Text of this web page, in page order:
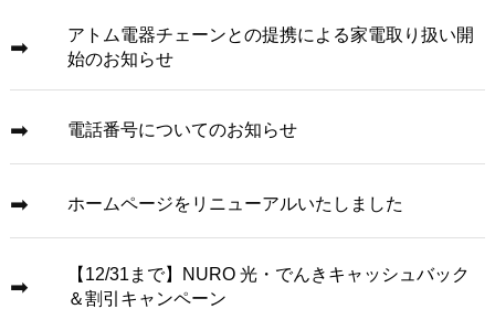
アトム電器チェーンとの提携による家電取り扱い開
始のお知らせ
電話番号についてのお知らせ
ホームページをリニューアルいたしました
【12/31まで】NURO 光・でんきキャッシュバック
＆割引キャンペーン